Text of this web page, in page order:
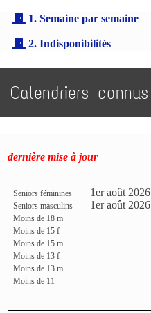
1. Semaine par semaine
2. Indisponibilités
Calendriers connus
dernière mise à jour
Seniors féminines
Seniors masculins
Moins de 18 m
Moins de 15 f
Moins de 15 m
Moins de 13 f
Moins de 13 m
Moins de 11
1er août 2026
1er août 2026